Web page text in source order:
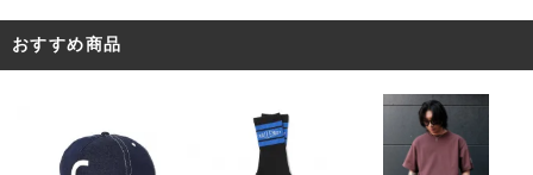
おすすめ商品